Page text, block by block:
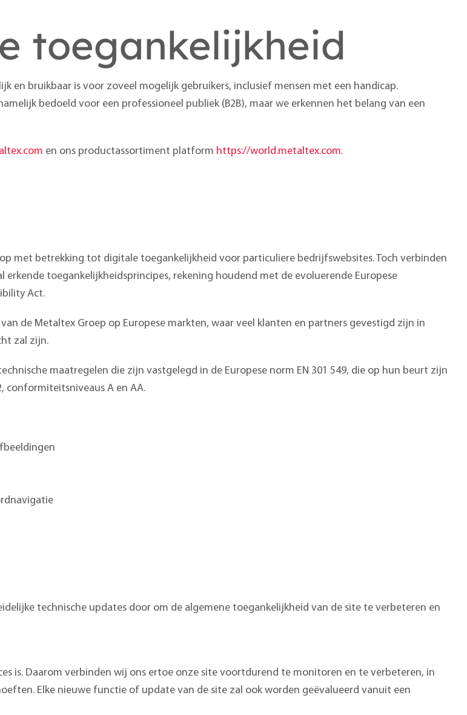
toegankelijkheid
en bruikbaar is voor zoveel mogelijk gebruikers, inclusief mensen met een handicap.
bedoeld voor een professioneel publiek (B2B), maar we erkennen het belang van een
en ons productassortiment platform https://world.metaltex.com.
met betrekking tot digitale toegankelijkheid voor particuliere bedrijfswebsites. Toch verbinden
toegankelijkheidsprincipes, rekening houdend met de evoluerende Europese
Act.
de Metaltex Groep op Europese markten, waar veel klanten en partners gevestigd zijn in
zal zijn.
maatregelen die zijn vastgelegd in de Europese norm EN 301 549, die op hun beurt zijn
conformiteitsniveaus A en AA.
technische updates door om de algemene toegankelijkheid van de site te verbeteren en
is. Daarom verbinden wij ons ertoe onze site voortdurend te monitoren en te verbeteren, in
Elke nieuwe functie of update van de site zal ook worden geëvalueerd vanuit een